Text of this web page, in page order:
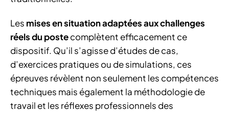
Les mises en situation adaptées aux challenges
réels du postecomplètent efficacement ce
dispositif. Qu’il s’agisse d’études de cas,
d’exercices pratiques ou de simulations, ces
épreuves révèlent non seulement les compétences
techniques mais également la méthodologie de
travail et les réflexes professionnels des